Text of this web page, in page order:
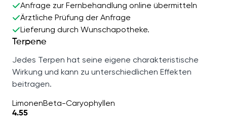
Anfrage zur Fernbehandlung online übermitteln
Ärztliche Prüfung der Anfrage
Lieferung durch Wunschapotheke.
Terpene
Jedes Terpen hat seine eigene charakteristische
Wirkung und kann zu unterschiedlichen Effekten
beitragen.
LimonenBeta-Caryophyllen
4.55